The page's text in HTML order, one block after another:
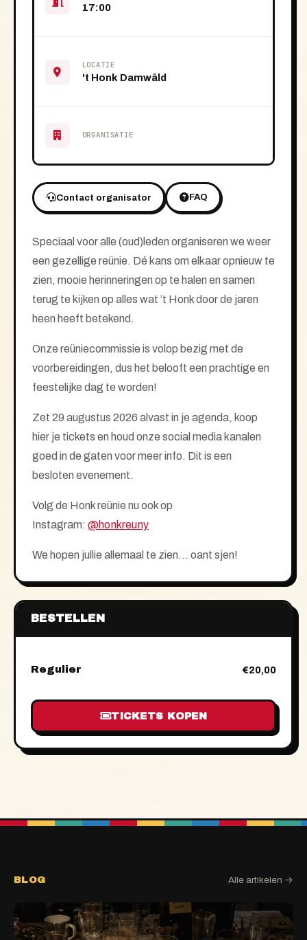
17:00
LOCATIE
't Honk Damwâld
ORGANISATIE
Contact organisator FAQ
Speciaal voor alle (oud)leden organiseren we weer
een gezellige reünie. Dé kans om elkaar opnieuw te
zien, mooie herinneringen op te halen en samen
terug te kijken op alles wat ’t Honk door de jaren
heen heeft betekend.
Onze reüniecommissie is volop bezig met de
voorbereidingen, dus het belooft een prachtige en
feestelijke dag te worden!
Zet 29 augustus 2026 alvast in je agenda, koop
hier je tickets en houd onze social media kanalen
goed in de gaten voor meer info. Dit is een
besloten evenement.
Volg de Honk reünie nu ook op
Instagram: @honkreuny
We hopen jullie allemaal te zien… oant sjen!
BESTELLEN
Regulier €20,00
TICKETS KOPEN
BLOG Alle artikelen →